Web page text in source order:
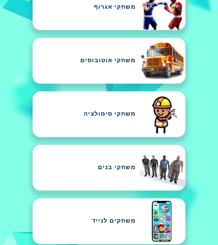
משחקי אגרוף
משחקי אוטובוסים
משחקי סימולציה
משחקי בנים
משחקים לנייד